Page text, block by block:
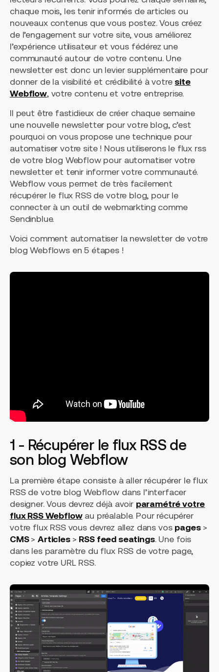
chaque mois, les tenir informés de articles ou
nouveaux contenus que vous postez. Vous créez
de l’engagement sur votre site, vous améliorez
l’expérience utilisateur et vous fédérez une
communauté autour de votre contenu. Une
newsletter est donc un levier supplémentaire pour
donner de la visibilité et crédibilité à votre site
Webflow, votre contenu et votre entreprise.
Il peut être fastidieux de créer chaque semaine
une nouvelle newsletter pour votre blog, c’est
pourquoi on vous propose une technique pour
automatiser votre site ! Nous utiliserons le flux rss
de votre blog Webflow pour automatiser votre
newsletter et tenir informer votre communauté.
Webflow vous permet de très facilement
récupérer le flux RSS de votre blog, pour le
connecter à un outil de webmarkting comme
Sendinblue.
Voici comment automatiser la newsletter de votre
blog Webflows en 5 étapes !
1 - Récupérer le flux RSS de
son blog Webflow
La première étape consiste à aller récupérer le flux
RSS de votre blog Webflow dans l’interfacer
designer. Vous devrez déjà avoir paramétré votre
flux RSS Webflowau préalable. Pour récupérer
votre flux RSS vous devrez allez dans vos pages>
CMS>Articles > RSS feed seatings. Une fois
dans les paramètre du flux RSS de votre page,
copiez votre URL RSS.